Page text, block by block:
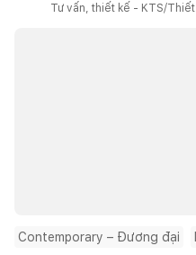
Tư vấn, thiết kế - KTS/Thiết
Contemporary – Đương đại